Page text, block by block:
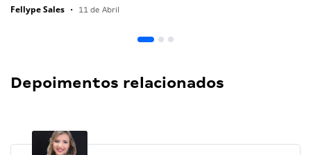
Fellype Sales • 11 de Abril
Depoimentos relacionados